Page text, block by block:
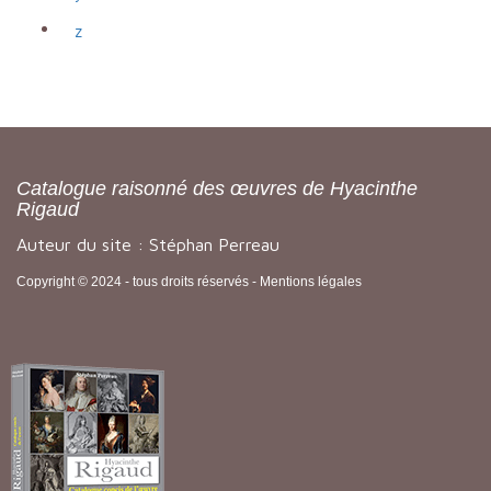
z
Catalogue raisonné des œuvres de Hyacinthe
Rigaud
Auteur du site : Stéphan Perreau
Copyright © 2024 - tous droits réservés - Mentions légales